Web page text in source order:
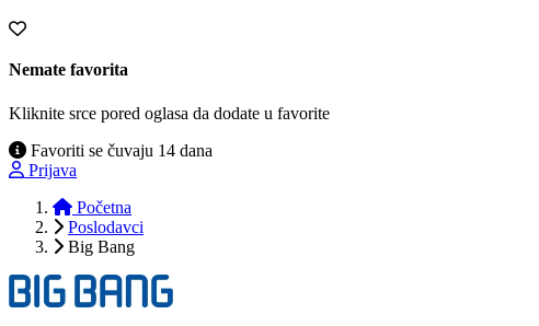
Nemate favorita
Kliknite srce pored oglasa da dodate u favorite
Favoriti se čuvaju 14 dana
Prijava
Početna
Poslodavci
Big Bang